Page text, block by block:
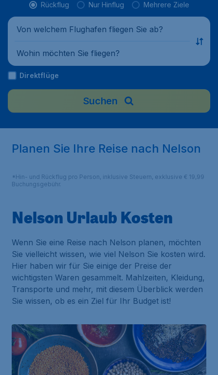
Rückflug Nur Hinflug Mehrere Ziele
Von welchem Flughafen fliegen Sie ab?
Wohin möchten Sie fliegen?
Direktflüge
Suchen
Planen Sie Ihre Reise nach Nelson
*Hin- und Rückflug pro Person, inklusive Steuern, exklusive € 19,99
Buchungsgebühr.
Nelson Urlaub Kosten
Wenn Sie eine Reise nach Nelson planen, möchten
Sie vielleicht wissen, wie viel Nelson Sie kosten wird.
Hier haben wir für Sie einige der Preise der
wichtigsten Waren gesammelt. Mahlzeiten, Kleidung,
Transporte und mehr, mit diesem Überblick werden
Sie wissen, ob es ein Ziel für Ihr Budget ist!